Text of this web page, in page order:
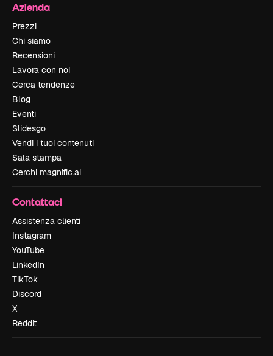
Azienda
Prezzi
Chi siamo
Recensioni
Lavora con noi
Cerca tendenze
Blog
Eventi
Slidesgo
Vendi i tuoi contenuti
Sala stampa
Cerchi magnific.ai
Contattaci
Assistenza clienti
Instagram
YouTube
LinkedIn
TikTok
Discord
X
Reddit